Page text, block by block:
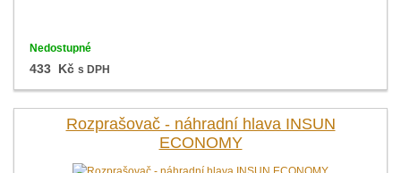
Nedostupné
433 Kč s DPH
Rozprašovač - náhradní hlava INSUN
ECONOMY